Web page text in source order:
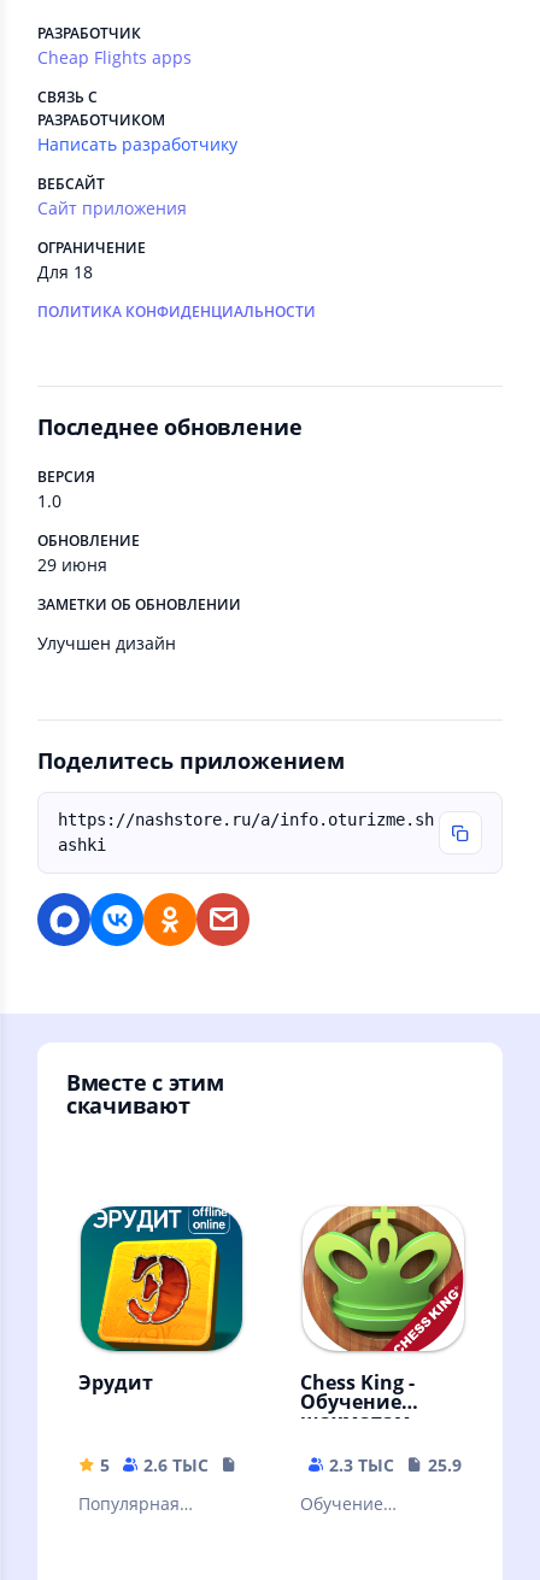
РАЗРАБОТЧИК
Cheap Flights apps
СВЯЗЬ С
РАЗРАБОТЧИКОМ
Написать разработчику
ВЕБСАЙТ
Сайт приложения
ОГРАНИЧЕНИЕ
Для 18
ПОЛИТИКА КОНФИДЕНЦИАЛЬНОСТИ
Последнее обновление
ВЕРСИЯ
1.0
ОБНОВЛЕНИЕ
29 июня
ЗАМЕТКИ ОБ ОБНОВЛЕНИИ
Улучшен дизайн
Поделитесь приложением
https://nashstore.ru/a/info.oturizme.sh
ashki
Вместе с этим
скачивают
Эрудит
5 2.6 ТЫС
42.89 MB
Популярная
Chess King -
Обучение
шахматам
2.3 ТЫС
25.93 MB
Обучение